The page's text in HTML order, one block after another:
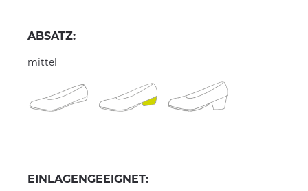
ABSATZ:
mittel
EINLAGENGEEIGNET: